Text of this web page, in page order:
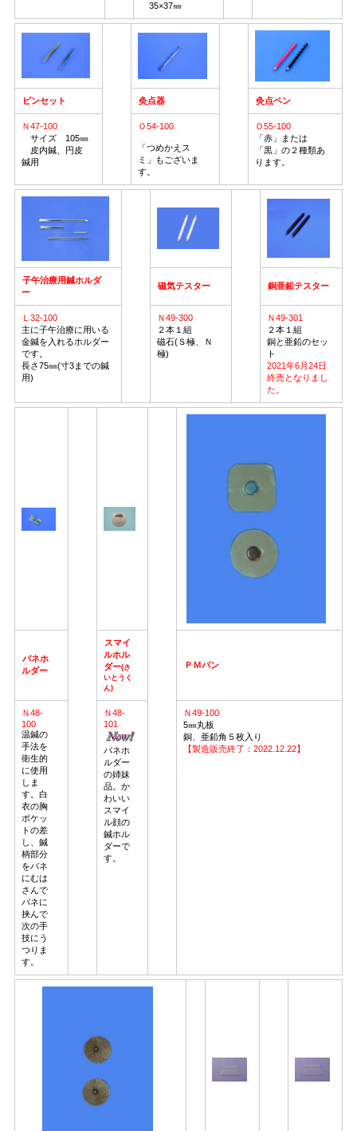
35×37㎜
ピンセット 灸点器 灸点ペン
Ｎ47-100
サイズ 105㎜
皮内鍼、円皮
鍼用
Ｏ54-100
「つめかえス
ミ」もございま
す。
Ｏ55-100
「赤」または
「黒」の２種類あ
ります。
子午治療用鍼ホルダ
ー
磁気テスター 銅亜鉛テスター
Ｌ32-100
主に子午治療に用いる
金鍼を入れるホルダー
です。
長さ75㎜(寸3までの鍼
用)
Ｎ49-300
２本１組
磁石(Ｓ極、Ｎ
極)
Ｎ49-301
２本１組
銅と亜鉛のセッ
ト
2021年6月24日
終売となりまし
た。
バネホ
ルダー
スマイ
ルホル
ダー(さ
いとうく
ん)
ＰＭバン
Ｎ48-
100
温鍼の
手法を
衛生的
に使用
しま
す。白
衣の胸
ポケッ
トの差
し、鍼
柄部分
をバネ
にむは
さんで
バネに
挟んで
次の手
技にう
つりま
す。
Ｎ48-
101
バネホ
ルダー
の姉妹
品。か
わいい
スマイ
ル顔の
鍼ホル
ダーで
す。
Ｎ49-100
5㎜丸板
銅、亜鉛角５枚入り
【製造販売終了：2022.12.22】